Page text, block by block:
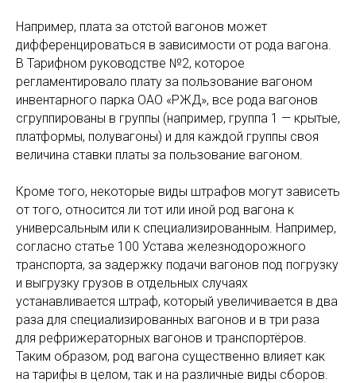
Например, плата за отстой вагонов может
дифференцироваться в зависимости от рода вагона.
В Тарифном руководстве №2, которое
регламентировало плату за пользование вагоном
инвентарного парка ОАО «РЖД», все рода вагонов
сгруппированы в группы (например, группа 1 — крытые,
платформы, полувагоны) и для каждой группы своя
величина ставки платы за пользование вагоном.
Кроме того, некоторые виды штрафов могут зависеть
от того, относится ли тот или иной род вагона к
универсальным или к специализированным. Например,
согласно статье 100 Устава железнодорожного
транспорта, за задержку подачи вагонов под погрузку
и выгрузку грузов в отдельных случаях
устанавливается штраф, который увеличивается в два
раза для специализированных вагонов и в три раза
для рефрижераторных вагонов и транспортёров.
Таким образом, род вагона существенно влияет как
на тарифы в целом, так и на различные виды сборов.